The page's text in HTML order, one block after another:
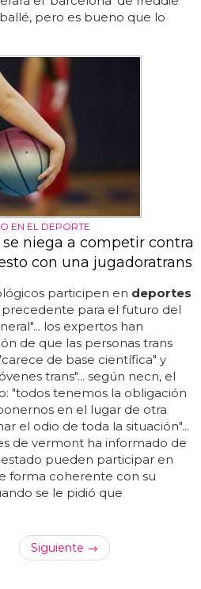
pero es bueno que lo
EN EL DEPORTE
niega a competir contra
con una jugadoratrans
participen en deportes
para el futuro del
los expertos han
de que las personas trans
de base científica" y
trans"... según necn, el
"todos tenemos la obligación
en el lugar de otra
el odio de toda la situación"...
de vermont ha informado de
pueden participar en
forma coherente con su
se le pidió que
Siguiente →